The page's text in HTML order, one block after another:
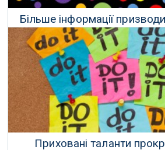
Більше інформації
переконань — окрім
20 Квітня 2026 р.
Приховані таланти